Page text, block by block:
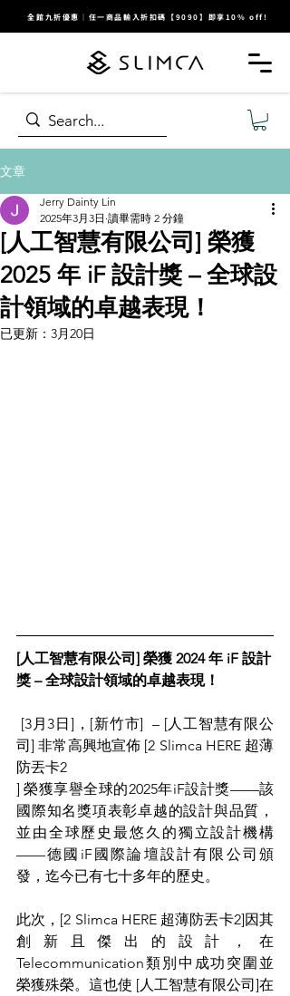
全館九折優惠｜任一商品輸入折扣碼【9090】即享10% off!
文章
[人工智慧有限公司] 榮獲
2025 年 iF 設計獎 – 全球設
計領域的卓越表現！
Jerry Dainty Lin
2025年3月3日 讀畢需時 2 分鐘
已更新： 3月20日
[人工智慧有限公司] 榮獲 2024 年 iF 設計
獎 – 全球設計領域的卓越表現！
[3月3日]，[新竹市]  – [人工智慧有限公
司] 非常高興地宣佈 [2 Slimca HERE 超薄
防丟卡2
] 榮獲享譽全球的2025年iF設計獎——該
國際知名獎項表彰卓越的設計與品質，
並由全球歷史最悠久的獨立設計機構
——德國iF國際論壇設計有限公司頒
發，迄今已有七十多年的歷史。
此次，[2 Slimca HERE 超薄防丟卡2]因其
創新且傑出的設計，在
Telecommunication類別中成功突圍並
榮獲殊榮。這也使 [人工智慧有限公司]在